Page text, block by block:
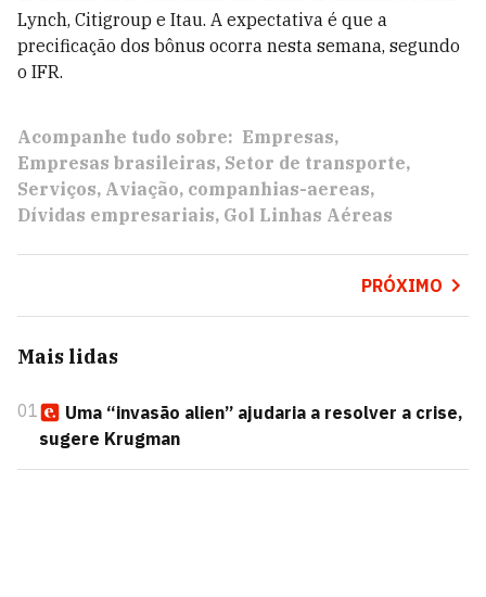
Lynch, Citigroup e Itau. A expectativa é que a
precificação dos bônus ocorra nesta semana, segundo
o IFR.
Acompanhe tudo sobre: Empresas
Empresas brasileiras Setor de transporte
Serviços Aviação companhias-aereas
Dívidas empresariais Gol Linhas Aéreas
PRÓXIMO
Mais lidas
01
Uma “invasão alien” ajudaria a resolver a crise,
sugere Krugman